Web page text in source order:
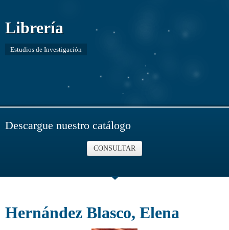
Librería
Estudios de Investigación
Descargue nuestro catálogo
CONSULTAR
Hernández Blasco, Elena